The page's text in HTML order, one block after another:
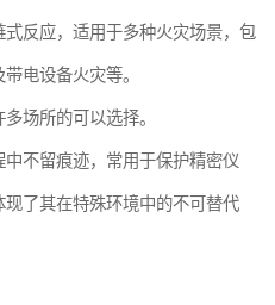
反应，适用于多种火灾场景，包
电设备火灾等。
场所的可以选择。
不留痕迹，常用于保护精密仪
了其在特殊环境中的不可替代